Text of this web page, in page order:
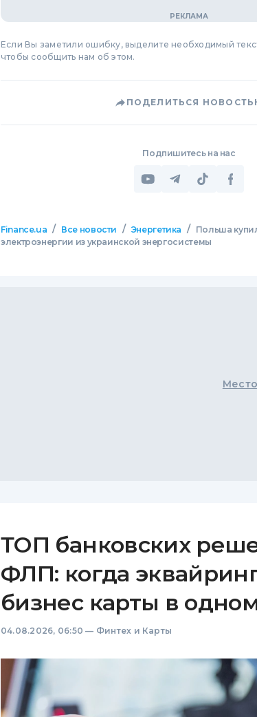
Если Вы заметили ошибку, выделите необходимый
чтобы сообщить нам об этом.
ПОДЕЛИТЬСЯ
Подпишитесь на нас
Finance.ua / Все новости / Энергетика /
Польша
электроэнергии из украинской энергосистемы
ТОП банковских
ФЛП: когда
бизнес карты в
04.08.2026, 06:50 — Финтех и Карты